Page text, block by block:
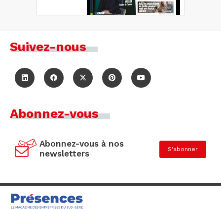
Suivez-nous
Abonnez-vous
Abonnez-vous à nos
newsletters
S'abonner